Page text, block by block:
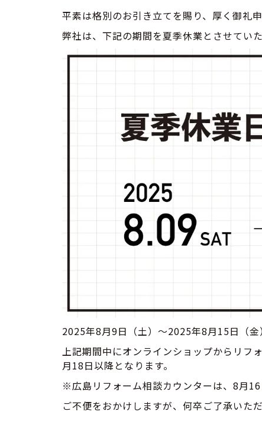
平素は格別のお引き立てを賜り、厚く御礼申
弊社は、下記の期間を夏季休業とさせていた
2025年8月9日（土）～2025年8月15日（金）
上記期間中にオンラインショップからリフ
月18日以降となります。
※広島リフォーム相談カウンターは、8月16
ご不便をおかけしますが、何卒ご了承いた